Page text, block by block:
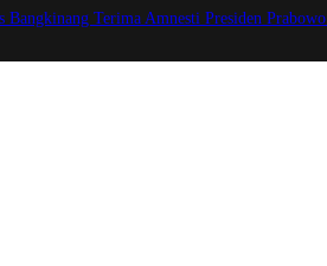
Terima Amnesti Presiden Prabowo